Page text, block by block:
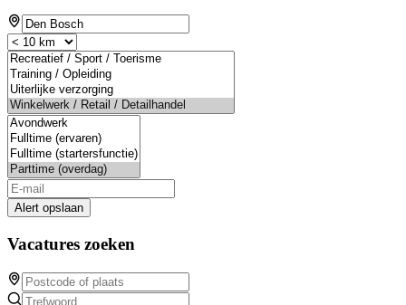
Alert opslaan
Vacatures zoeken